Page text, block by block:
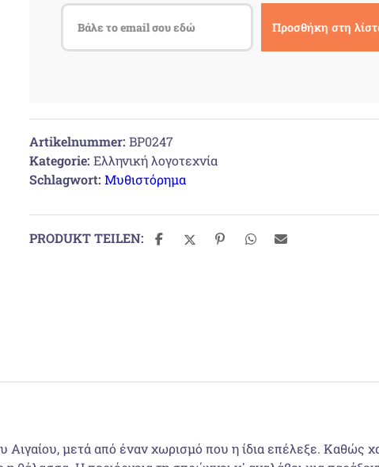
Artikelnummer: BP0247
Kategorie: Ελληνική λογοτεχνία
Schlagwort: Μυθιστόρημα
PRODUKT TEILEN:
Αιγαίου, μετά από έναν χωρισμό που η ίδια επέλεξε. Καθώς